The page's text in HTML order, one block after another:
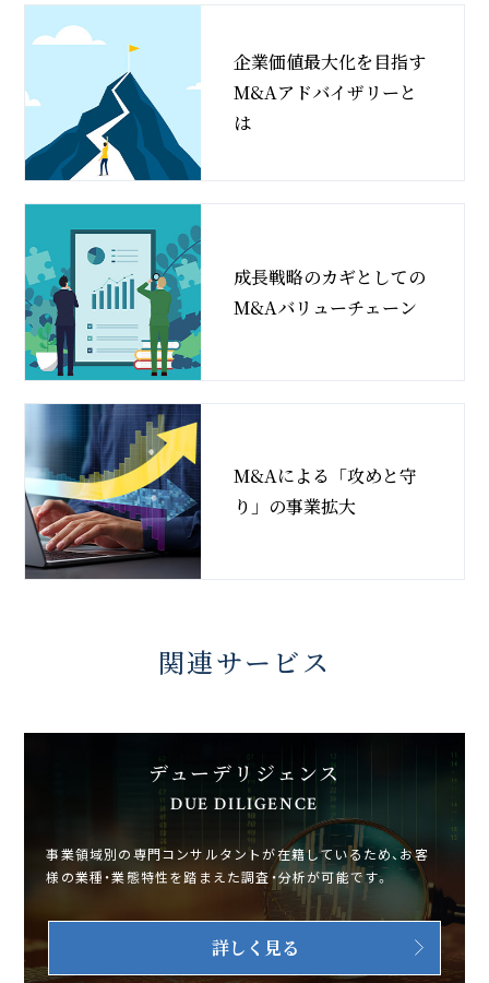
企業価値最大化を目指す
M&Aアドバイザリーと
は
成長戦略のカギとしての
M&Aバリューチェーン
M&Aによる「攻めと守
り」の事業拡大
関連サービス
デューデリジェンス
DUE DILIGENCE
事業領域別の専門コンサルタントが在籍しているため、お客
様の業種・業態特性を踏まえた調査・分析が可能です。
詳しく見る